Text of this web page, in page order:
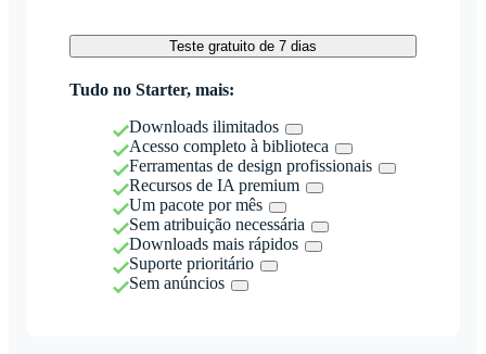
Teste gratuito de 7 dias
Tudo no Starter, mais:
Downloads ilimitados
Acesso completo à biblioteca
Ferramentas de design profissionais
Recursos de IA premium
Um pacote por mês
Sem atribuição necessária
Downloads mais rápidos
Suporte prioritário
Sem anúncios